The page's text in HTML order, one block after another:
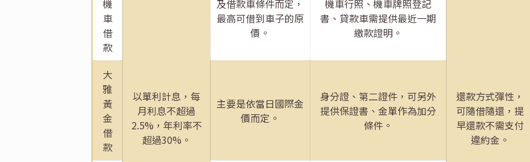
以單利計息，每
月利息不超過
2.5%，年利率不
超過30%。
還款方式彈性，
可隨借隨還，提
早還款不需支付
違約金。
機
車
借
款
及借款車條件而定，
最高可借到車子的原
價。
機車行照、機車牌照登記
書、貸款車需提供最近一期
繳款證明。
大
雅
黃
金
借
款
主要是依當日國際金
價而定。
身分證、第二證件，可另外
提供保證書、金單作為加分
條件。